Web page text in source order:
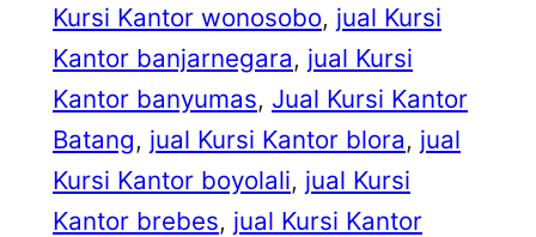
Kursi Kantor wonosobo, jual Kursi
Kantor banjarnegara, jual Kursi
Kantor banyumas, Jual Kursi Kantor
Batang, jual Kursi Kantor blora, jual
Kursi Kantor boyolali, jual Kursi
Kantor brebes, jual Kursi Kantor